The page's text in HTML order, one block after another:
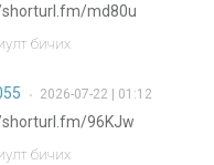
md80u
бичих
• 2026-07-22 | 01:12
96KJw
бичих